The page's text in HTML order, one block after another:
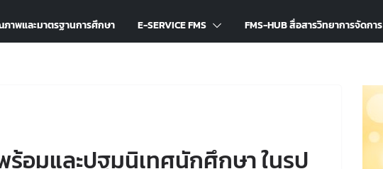
าพและมาตรฐานการศึกษา E-SERVICE FMS FMS-HUB สื่อสารวิทยาการจัดการ
ร้อมและปฐมนิเทศนักศึกษา ในรูป